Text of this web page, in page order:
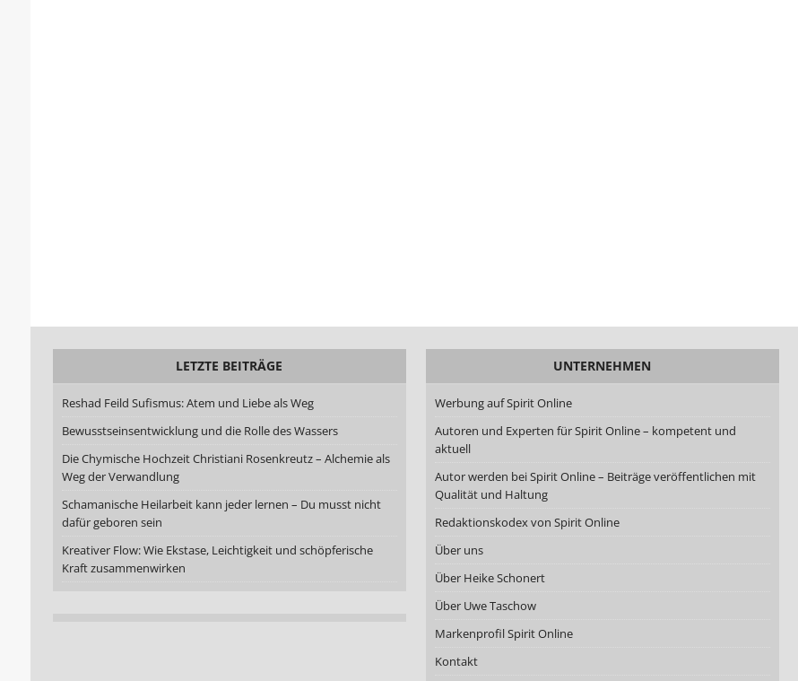
LETZTE BEITRÄGE
Reshad Feild Sufismus: Atem und Liebe als Weg
Bewusstseinsentwicklung und die Rolle des Wassers
Die Chymische Hochzeit Christiani Rosenkreutz – Alchemie als
Weg der Verwandlung
Schamanische Heilarbeit kann jeder lernen – Du musst nicht
dafür geboren sein
Kreativer Flow: Wie Ekstase, Leichtigkeit und schöpferische
Kraft zusammenwirken
UNTERNEHMEN
Werbung auf Spirit Online
Autoren und Experten für Spirit Online – kompetent und
aktuell
Autor werden bei Spirit Online – Beiträge veröffentlichen mit
Qualität und Haltung
Redaktionskodex von Spirit Online
Über uns
Über Heike Schonert
Über Uwe Taschow
Markenprofil Spirit Online
Kontakt